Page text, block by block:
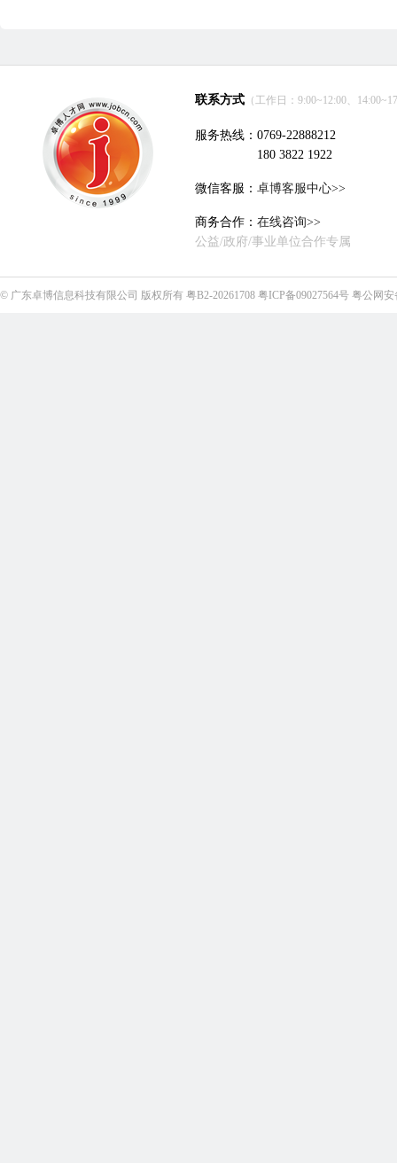
联系方式 （工作日：9:00~12:00、
服务热线：0769-22888212
180 3822 1922
微信客服： 卓博客服中心>>
商务合作： 在线咨询>>
公益/政府/事业单位合作专属
© 广东卓博信息科技有限公司 版权所有 粤B2-20261708 粤ICP备09027564号 粤公网安